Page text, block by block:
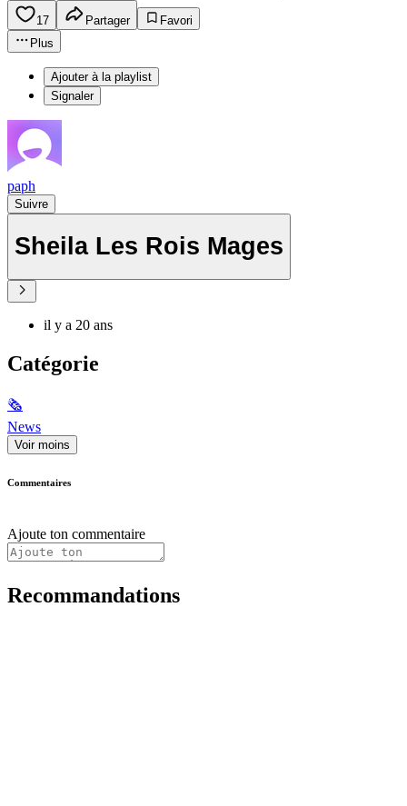
17 Partager
Favori
Plus
Ajouter à la playlist
Signaler
paph
Suivre
Sheila Les Rois Mages
il y a 20 ans
Catégorie
🗞
News
Voir moins
Commentaires
Ajoute ton commentaire
Recommandations